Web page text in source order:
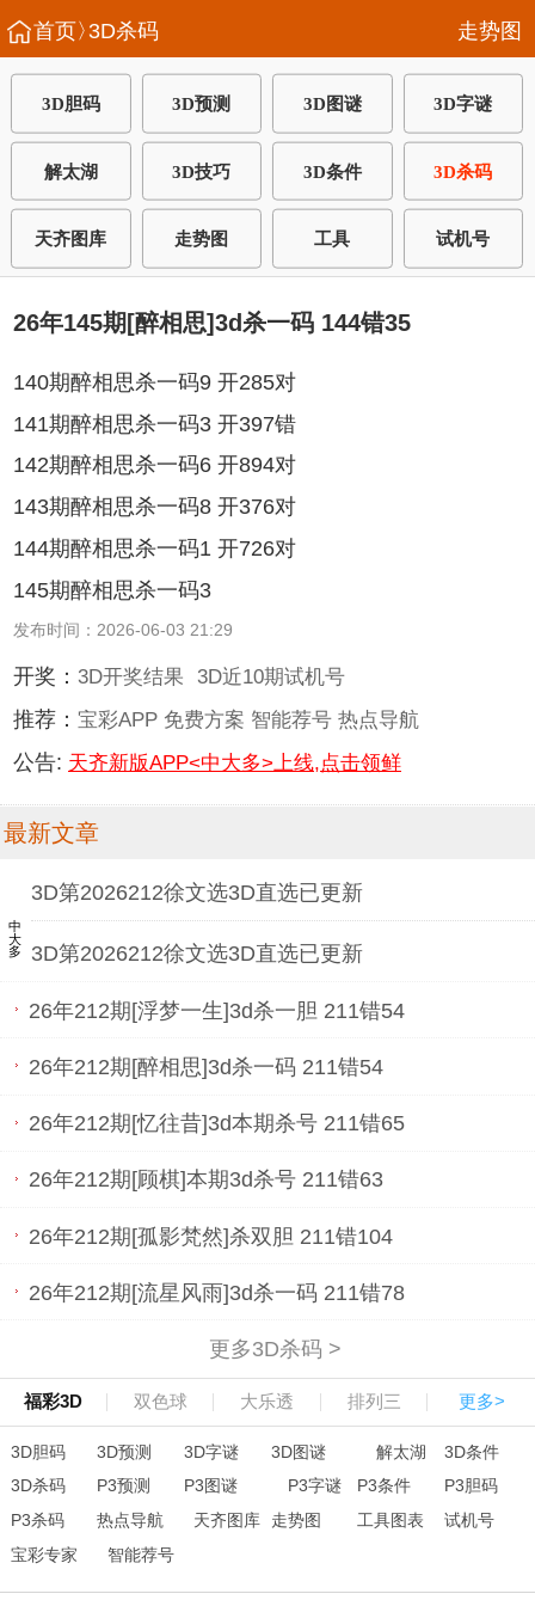
首页〉3D杀码 走势图
3D胆码 3D预测 3D图谜 3D字谜
解太湖 3D技巧 3D条件 3D杀码
天齐图库 走势图 工具 试机号
26年145期[醉相思]3d杀一码 144错35
140期醉相思杀一码9 开285对
141期醉相思杀一码3 开397错
142期醉相思杀一码6 开894对
143期醉相思杀一码8 开376对
144期醉相思杀一码1 开726对
145期醉相思杀一码3
发布时间：2026-06-03 21:29
开奖： 3D开奖结果 3D近10期试机号
推荐： 宝彩APP 免费方案 智能荐号 热点导航
公告: 天齐新版APP<中大多>上线,点击领鲜
最新文章
中大多
3D第2026212徐文选3D直选已更新
3D第2026212徐文选3D直选已更新
26年212期[浮梦一生]3d杀一胆 211错54
26年212期[醉相思]3d杀一码 211错54
26年212期[忆往昔]3d本期杀号 211错65
26年212期[顾棋]本期3d杀号 211错63
26年212期[孤影梵然]杀双胆 211错104
26年212期[流星风雨]3d杀一码 211错78
更多3D杀码 >
福彩3D 双色球 大乐透 排列三 更多>
3D胆码 3D预测 3D字谜 3D图谜 解太湖
3D条件
3D杀码
P3预测 P3图谜 P3字谜 P3条件
P3胆码
P3杀码
热点导航 天齐图库 走势图 工具图表
试机号
宝彩专家
智能荐号